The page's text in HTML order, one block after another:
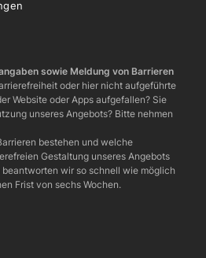
sowie Meldung von Barrieren
oder hier nicht aufgeführte
Website oder Apps aufgefallen? Sie
unseres Angebots? Bitte nehmen
bestehen und welche
Gestaltung unseres Angebots
wir so schnell wie möglich
Frist von sechs Wochen.